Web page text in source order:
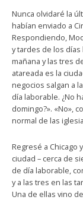
Nunca olvidaré la
habían enviado a
Respondiendo,
y tardes de los
mañana y las tres
atareada es la
negocios salgan a
día laborable. ¿No
domingo?». «No»,
normal de las
Regresé a Chicago
ciudad – cerca de
de día laborable,
y a las tres en las
Una de ellas vino